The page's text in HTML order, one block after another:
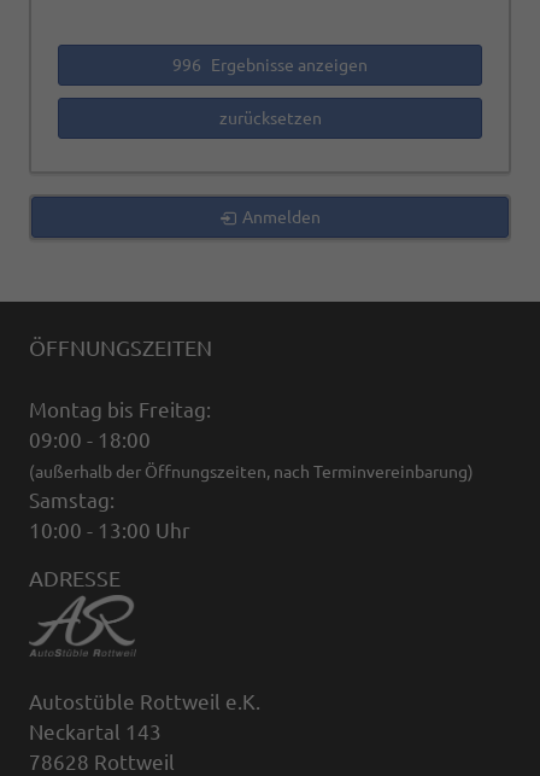
996 Ergebnisse anzeigen
zurücksetzen
Anmelden
ÖFFNUNGSZEITEN
Montag bis Freitag:
09:00 - 18:00
(außerhalb der Öffnungszeiten, nach Terminvereinbarung)
Samstag:
10:00 - 13:00 Uhr
ADRESSE
Autostüble Rottweil e.K.
Neckartal 143
78628 Rottweil